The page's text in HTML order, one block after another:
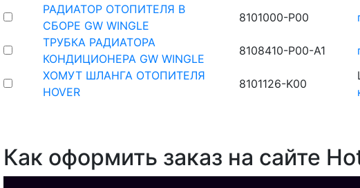
РАДИАТОР ОТОПИТЕЛЯ В
СБОРЕ GW WINGLE
8101000-P00
ТРУБКА РАДИАТОРА
КОНДИЦИОНЕРА GW WINGLE
8108410-P00-A1
ХОМУТ ШЛАНГА ОТОПИТЕЛЯ
HOVER
8101126-K00
Как оформить заказ на сайте